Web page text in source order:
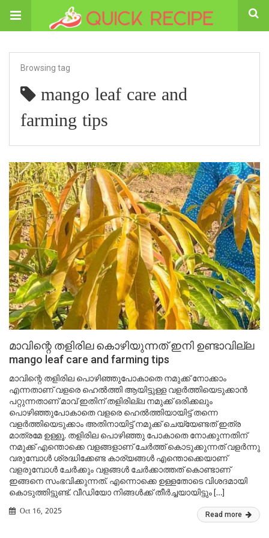
Browsing tag
mango leaf care and
farming tips
മാവിന്റെ തളിരില കൊഴിയുന്നത് ഇനി ഉണ്ടാവില്ല
mango leaf care and farming tips
മാവിന്റെ തളിരില പൊഴിഞ്ഞുപോകാതെ നമുക്ക് നോക്കാം
എന്നതാണ് വളരെ ഹെൽത്തി ആയിട്ടുള്ള വളർത്തിയെടുക്കാൻ
പറ്റുന്നതാണ് മാവ് ഇതിന് തളിരില്ല നമുക്ക് ഒരിക്കലും
പൊഴിഞ്ഞുപോകാതെ വളരെ ഹെൽത്തിയായിട്ട് തന്നെ
വളർത്തിയെടുക്കാം അതിനായിട്ട് നമുക്ക് ചെയ്യേണ്ടത് ഇത്ര
മാത്രമേ ഉള്ളൂ. തളിരില പൊഴിഞ്ഞു പോകാതെ നോക്കുന്നതിന്
നമുക്ക് എന്തൊക്കെ വളങ്ങളാണ് ചേർത്ത് കൊടുക്കുന്നത് വളർന്നു
വരുമ്പോൾ ശ്രദ്ധിക്കേണ്ട കാര്യങ്ങൾ എന്തൊക്കെയാണ്
വളരുമ്പോൾ ചേർക്കും വളങ്ങൾ ചേർക്കാത്തത് കൊണ്ടാണ്
ഇങ്ങനെ സംഭവിക്കുന്നത്. എന്നൊക്കെ ഉള്ളതോടെ വിശദമായി
കൊടുത്തിട്ടുണ്ട്. വീഡിയോ നിങ്ങൾക്ക് തീർച്ചയായിട്ടും […]
Oct 16, 2025 Read more